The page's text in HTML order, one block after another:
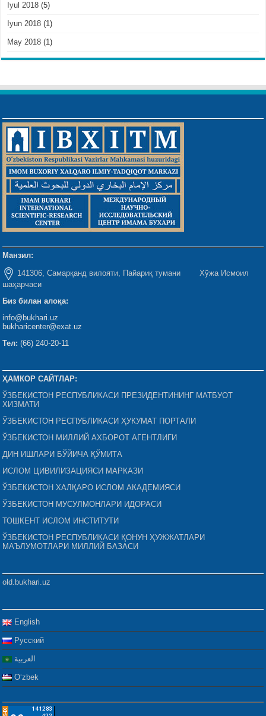
Iyul 2018 (5)
Iyun 2018 (1)
May 2018 (1)
Манзил:
141306, Самарқанд вилояти, Пайариқ тумани Хўжа Исмоил
шаҳарчаси
Биз билан алоқа:
info@bukhari.uz
bukharicenter@exat.uz
Тел: (66) 240-20-11
ҲАМКОР САЙТЛАР:
ЎЗБЕКИСТОН РЕСПУБЛИКАСИ ПРЕЗИДЕНТИНИНГ МАТБУОТ
ХИЗМАТИ
ЎЗБЕКИСТОН РЕСПУБЛИКАСИ ҲУКУМАТ ПОРТАЛИ
ЎЗБЕКИСТОН МИЛЛИЙ АХБОРОТ АГЕНТЛИГИ
ДИН ИШЛАРИ БЎЙИЧА ҚЎМИТА
ИСЛОМ ЦИВИЛИЗАЦИЯСИ МАРКАЗИ
ЎЗБЕКИСТОН ХАЛҚАРО ИСЛОМ АКАДЕМИЯСИ
ЎЗБЕКИСТОН МУСУЛМОНЛАРИ ИДОРАСИ
ТОШКЕНТ ИСЛОМ ИНСТИТУТИ
ЎЗБЕКИСТОН РЕСПУБЛИКАСИ ҚОНУН ҲУЖЖАТЛАРИ
МАЪЛУМОТЛАРИ МИЛЛИЙ БАЗАСИ
old.bukhari.uz
English
Русский
العربية
Oʻzbek